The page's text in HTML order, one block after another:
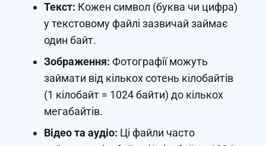
Текст: Кожен символ (буква чи цифра)
у текстовому файлі зазвичай займає
один байт.
Зображення: Фотографії можуть
займати від кількох сотень кілобайтів
(1 кілобайт = 1024 байти) до кількох
мегабайтів.
Відео та аудіо: Ці файли часто